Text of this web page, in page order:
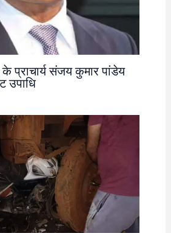
के प्राचार्य संजय कुमार पांडेय
उपाधि